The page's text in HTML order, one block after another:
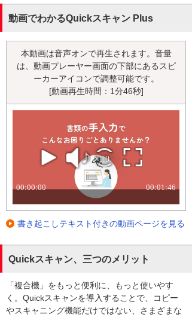
動画でわかるQuickスキャン Plus
本動画は音声オンで再生されます。音量
は、動画プレーヤー画面の下部にあるスピ
ーカーアイコンで調整可能です。
[動画再生時間：1分46秒]
書き起こしテキスト付きの動画ページを見る
Quickスキャン、三つのメリット
「複合機」をもっと便利に、もっと使いやす
く。Quickスキャンを導入することで、コピー
やスキャニング機能だけではない、さまざまな